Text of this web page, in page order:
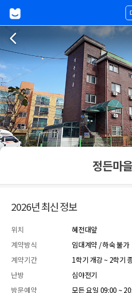
정든마을
2026년 최신 정보
위치
혜전대앞
계약방식
임대계약 / 하숙 불가
계약기간
1학기 개강 ~ 2학기
난방
심야전기
방문예약
모든 요일 09:00 ~